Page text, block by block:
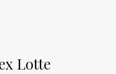
Lotte